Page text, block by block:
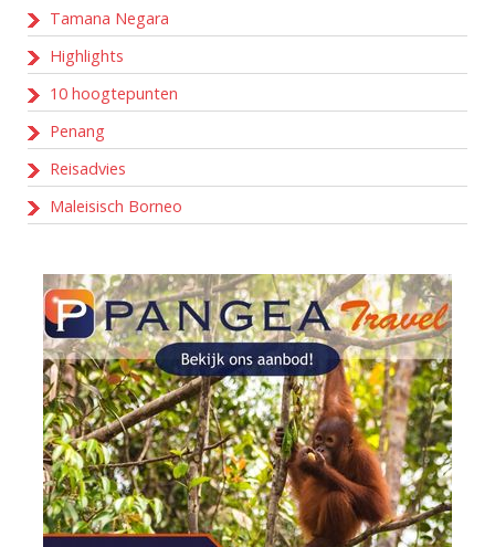
Tamana Negara
Highlights
10 hoogtepunten
Penang
Reisadvies
Maleisisch Borneo